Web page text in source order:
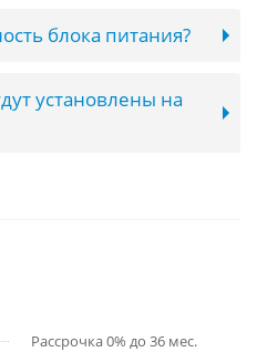
блока питания?
установлены на
Рассрочка 0% до 36 мес.